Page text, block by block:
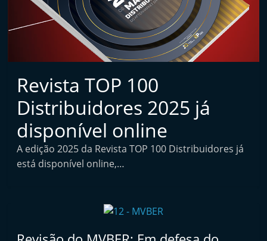
t
a
n
e
p
e
n
d
Revista TOP 100
Distribuidores 2025 já
disponível online
A edição 2025 da Revista TOP 100 Distribuidores já
está disponível online,…